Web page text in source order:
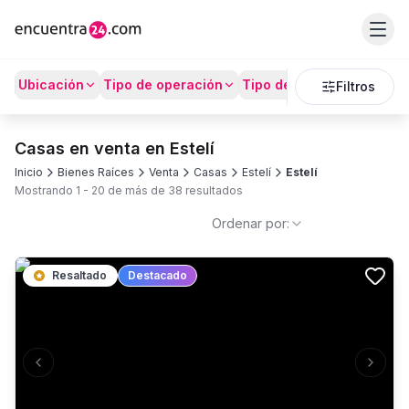
Ubicación Tipo de operación Tipo de Propiedad
Filtros
Casas en venta en Estelí
Inicio Bienes Raíces Venta Casas Estelí
Estelí
Mostrando 1 - 20 de más de 38 resultados
Ordenar por:
Previous slide Next
Resaltado Destacado